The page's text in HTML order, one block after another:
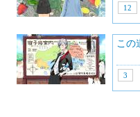
12
この
3